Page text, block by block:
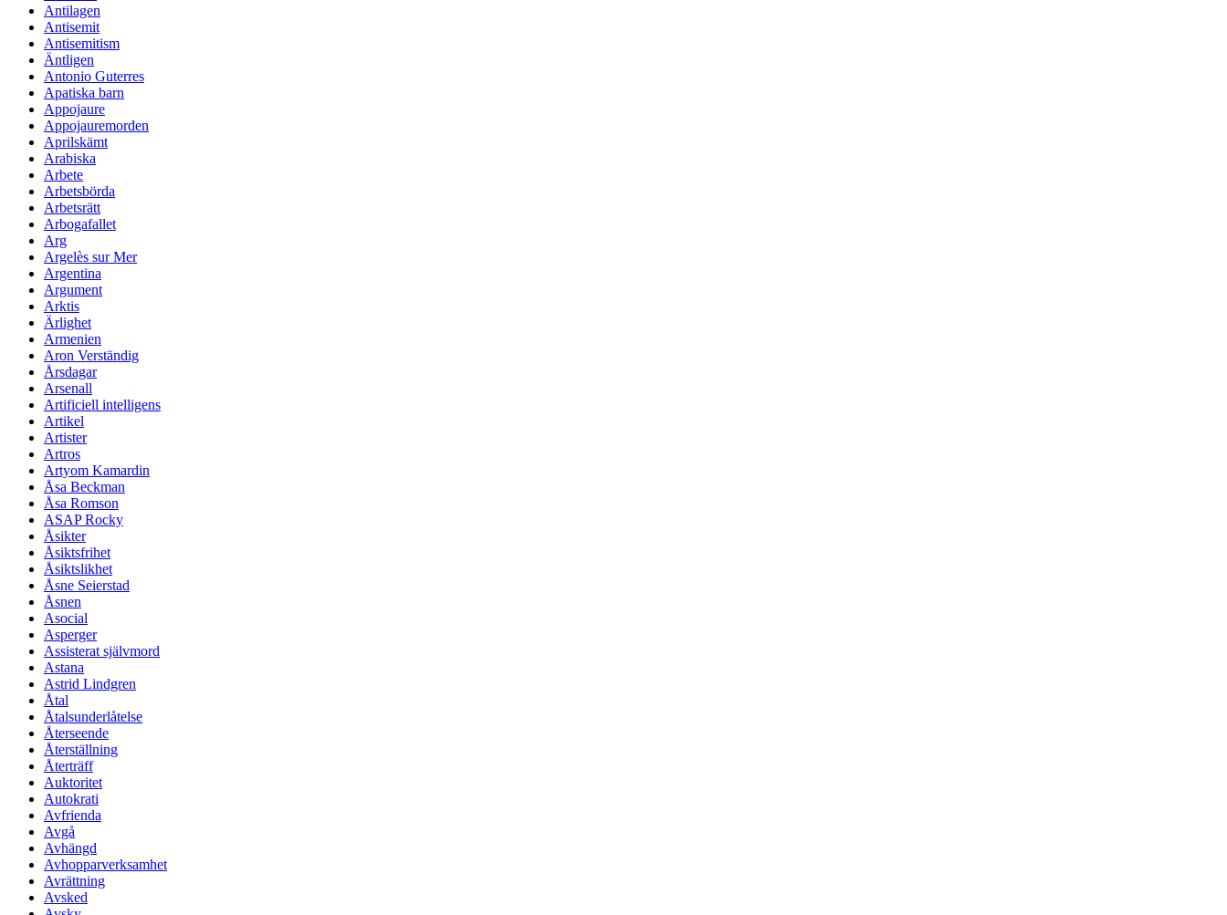
Antilagen
Antisemit
Antisemitism
Äntligen
Antonio Guterres
Apatiska barn
Appojaure
Appojauremorden
Aprilskämt
Arabiska
Arbete
Arbetsbörda
Arbetsrätt
Arbogafallet
Arg
Argelès sur Mer
Argentina
Argument
Arktis
Ärlighet
Armenien
Aron Verständig
Årsdagar
Arsenall
Artificiell intelligens
Artikel
Artister
Artros
Artyom Kamardin
Åsa Beckman
Åsa Romson
ASAP Rocky
Åsikter
Åsiktsfrihet
Åsiktslikhet
Åsne Seierstad
Åsnen
Asocial
Asperger
Assisterat självmord
Astana
Astrid Lindgren
Åtal
Åtalsunderlåtelse
Återseende
Återställning
Återträff
Auktoritet
Autokrati
Avfrienda
Avgå
Avhängd
Avhopparverksamhet
Avrättning
Avsked